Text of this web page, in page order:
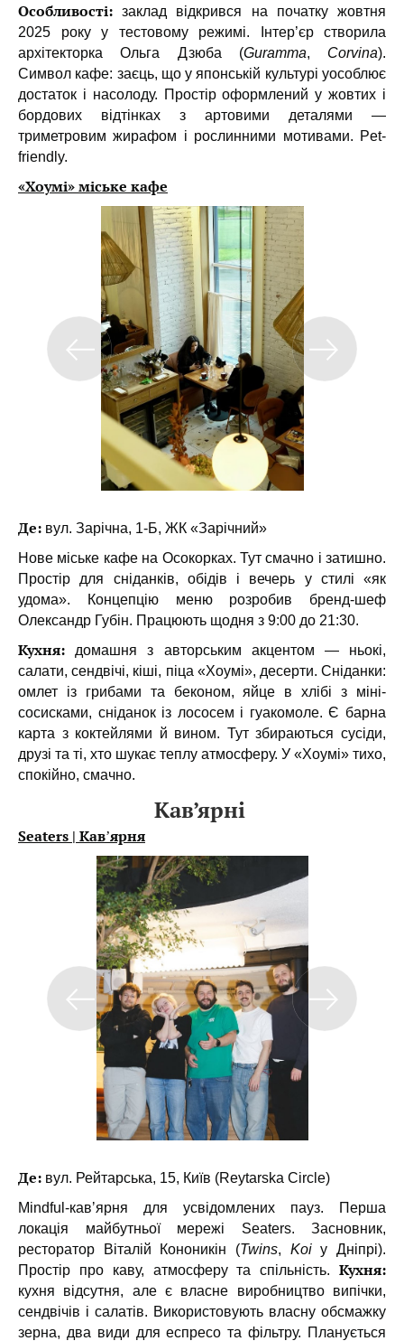
Особливості: заклад відкрився на початку жовтня
2025 року у тестовому режимі. Інтер’єр створила
архітекторка Ольга Дзюба (Guramma, Corvina).
Символ кафе: заєць, що у японській культурі уособлює
достаток і насолоду. Простір оформлений у жовтих і
бордових відтінках з артовими деталями —
триметровим жирафом і рослинними мотивами. Pet-
friendly.
«Хоумі» міське кафе
Де: вул. Зарічна, 1-Б, ЖК «Зарічний»
Нове міське кафе на Осокорках. Тут смачно і затишно.
Простір для сніданків, обідів і вечерь у стилі «як
удома». Концепцію меню розробив бренд-шеф
Олександр Губін. Працюють щодня з 9:00 до 21:30.
Кухня:домашня з авторським акцентом — ньокі,
салати, сендвічі, кіші, піца «Хоумі», десерти. Сніданки:
омлет із грибами та беконом, яйце в хлібі з міні-
сосисками, сніданок із лососем і гуакомоле. Є барна
карта з коктейлями й вином. Тут збираються сусіди,
друзі та ті, хто шукає теплу атмосферу. У «Хоумі» тихо,
спокійно, смачно.
Кав’ярні
Seaters | Кавʼярня
Де: вул. Рейтарська, 15, Київ (Reytarska Circle)
Mindful-кавʼярня для усвідомлених пауз. Перша
локація майбутньої мережі Seaters. Засновник,
ресторатор Віталій Кононикін (Twins, Koiу Дніпрі).
Простір про каву, атмосферу та спільність. Кухня:
кухня відсутня, але є власне виробництво випічки,
сендвічів і салатів. Використовують власну обсмажку
зерна, два види для еспресо та фільтру. Планується